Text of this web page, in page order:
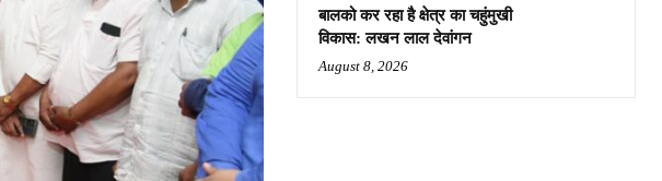
बालको कर रहा है क्षेत्र का चहुंमुखी
विकास: लखन लाल देवांगन
August 8, 2026